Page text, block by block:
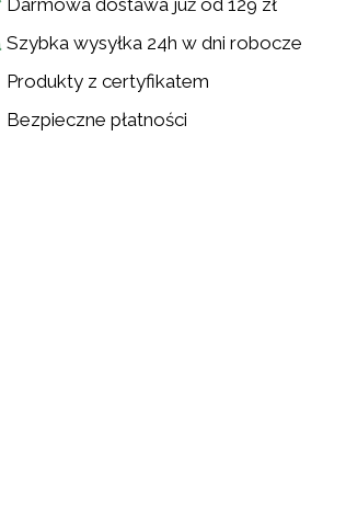
Darmowa dostawa już od 129 zł
Szybka wysyłka 24h w dni robocze
Produkty z certyfikatem
Bezpieczne płatności